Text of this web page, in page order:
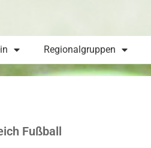
Regionalgruppen
Fußball